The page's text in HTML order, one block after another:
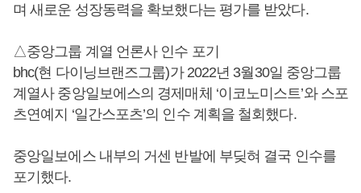
며 새로운 성장동력을 확보했다는 평가를 받았다.
△중앙그룹 계열 언론사 인수 포기
bhc(현 다이닝브랜즈그룹)가 2022년 3월30일 중앙그룹
계열사 중앙일보에스의 경제매체 ‘이코노미스트’와 스포
츠연예지 ‘일간스포츠’의 인수 계획을 철회했다.
중앙일보에스 내부의 거센 반발에 부딪혀 결국 인수를
포기했다.